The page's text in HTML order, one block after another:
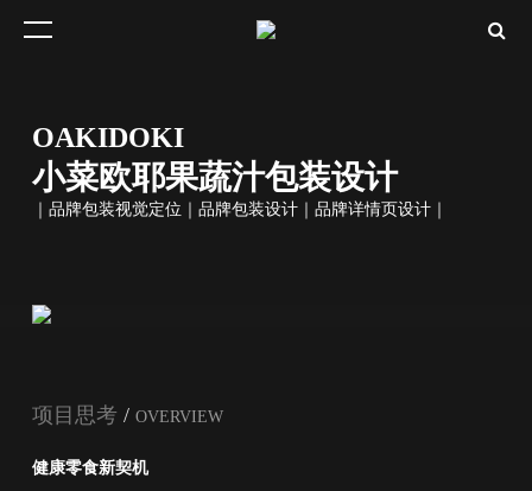
OAKIDOKI
小菜欧耶果蔬汁包装设计
｜品牌包装视觉定位｜品牌包装设计｜品牌详情页设计｜
项目思考 / OVERVIEW
健康零食新契机